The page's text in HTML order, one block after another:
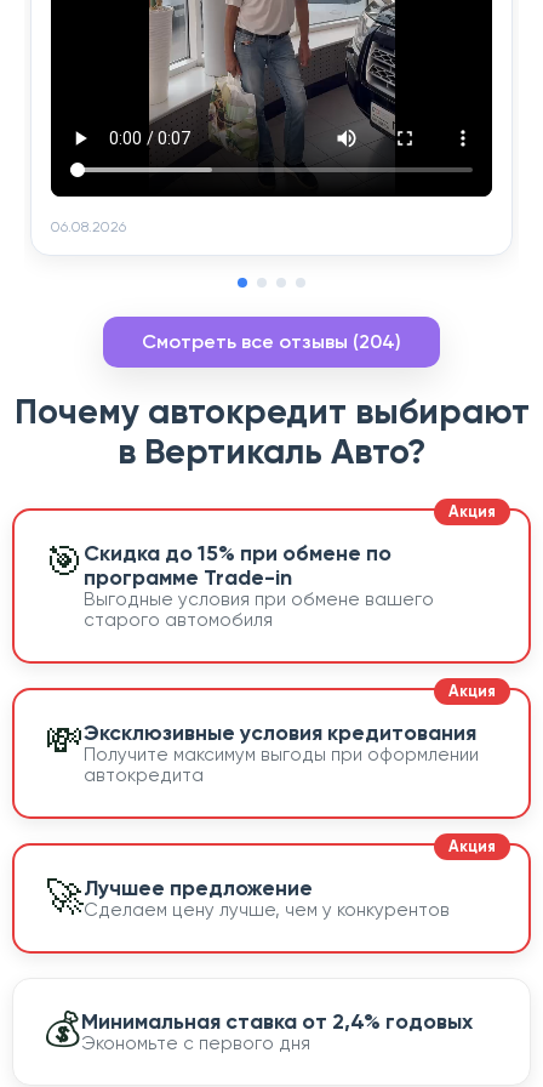
06.08.2026
Смотреть все отзывы (204)
Почему автокредит выбирают
в Вертикаль Авто?
🎯 Скидка до 15% при обмене по
программе Trade-in
Выгодные условия при обмене вашего
старого автомобиля
💸Эксклюзивные условия кредитования
Получите максимум выгоды при оформлении
автокредита
🚀Лучшее предложение
Сделаем цену лучше, чем у конкурентов
💰Минимальная ставка от 2,4% годовых
Экономьте с первого дня